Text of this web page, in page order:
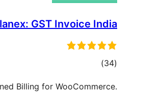
GST Invoice India
(34
مجموع)
Billing for WooCommerce.